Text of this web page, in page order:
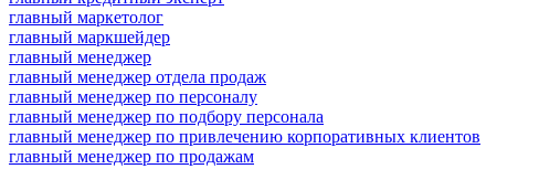
главный маркетолог
главный маркшейдер
главный менеджер
главный менеджер отдела продаж
главный менеджер по персоналу
главный менеджер по подбору персонала
главный менеджер по привлечению корпоративных клиентов
главный менеджер по продажам